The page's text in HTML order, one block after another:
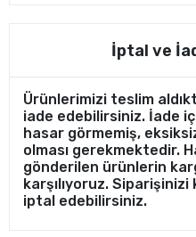
İptal ve
Ürünlerimizi teslim
iade edebilirsiniz. İade
hasar görmemiş,
olması gerekmektedir.
gönderilen ürünlerin
karşılıyoruz.
iptal edebilirsiniz.